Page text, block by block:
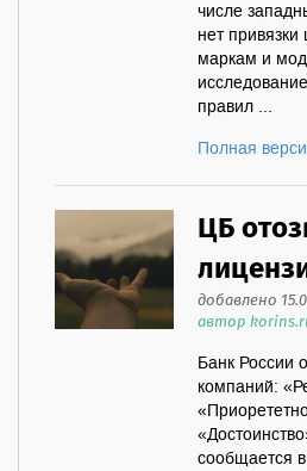
числе
нет
маркам и
правил ...
Полная
ЦБ
добавлено
автор
Банк России
компаний:
сообщается